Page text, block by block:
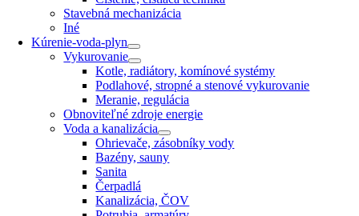
Stavebná mechanizácia
Iné
Kúrenie-voda-plyn
Vykurovanie
Kotle, radiátory, komínové systémy
Podlahové, stropné a stenové vykurovanie
Meranie, regulácia
Obnoviteľné zdroje energie
Voda a kanalizácia
Ohrievače, zásobníky vody
Bazény, sauny
Sanita
Čerpadlá
Kanalizácia, ČOV